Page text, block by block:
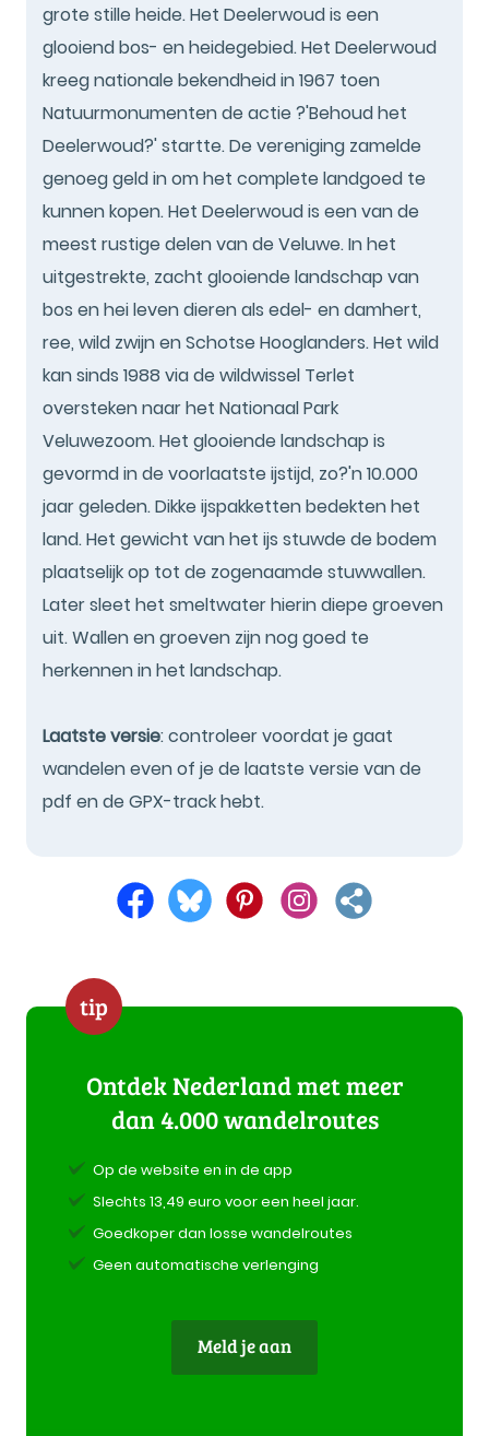
grote stille heide. Het Deelerwoud is een
glooiend bos- en heidegebied. Het Deelerwoud
kreeg nationale bekendheid in 1967 toen
Natuurmonumenten de actie ?'Behoud het
Deelerwoud?' startte. De vereniging zamelde
genoeg geld in om het complete landgoed te
kunnen kopen. Het Deelerwoud is een van de
meest rustige delen van de Veluwe. In het
uitgestrekte, zacht glooiende landschap van
bos en hei leven dieren als edel- en damhert,
ree, wild zwijn en Schotse Hooglanders. Het wild
kan sinds 1988 via de wildwissel Terlet
oversteken naar het Nationaal Park
Veluwezoom. Het glooiende landschap is
gevormd in de voorlaatste ijstijd, zo?'n 10.000
jaar geleden. Dikke ijspakketten bedekten het
land. Het gewicht van het ijs stuwde de bodem
plaatselijk op tot de zogenaamde stuwwallen.
Later sleet het smeltwater hierin diepe groeven
uit. Wallen en groeven zijn nog goed te
herkennen in het landschap.
Laatste versie: controleer voordat je gaat
wandelen even of je de laatste versie van de
pdf en de GPX-track hebt.
tip
Ontdek Nederland met meer
dan 4.000 wandelroutes
Op de website en in de app
Slechts 13,49 euro voor een heel jaar.
Goedkoper dan losse wandelroutes
Geen automatische verlenging
Meld je aan